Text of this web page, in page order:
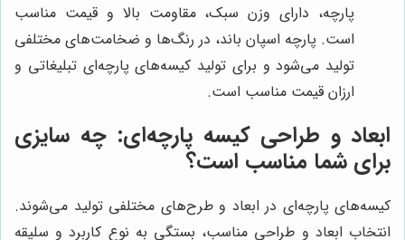
پارچه، دارای وزن سبک، مقاومت بالا و قیمت مناسب
است. پارچه اسپان باند، در رنگ‌ها و ضخامت‌های مختلفی
تولید می‌شود و برای تولید کیسه‌های پارچه‌ای تبلیغاتی و
ارزان قیمت مناسب است.
ابعاد و طراحی کیسه پارچه‌ای: چه سایزی
برای شما مناسب است؟
کیسه‌های پارچه‌ای در ابعاد و طرح‌های مختلفی تولید می‌شوند.
انتخاب ابعاد و طراحی مناسب، بستگی به نوع کاربرد و سلیقه